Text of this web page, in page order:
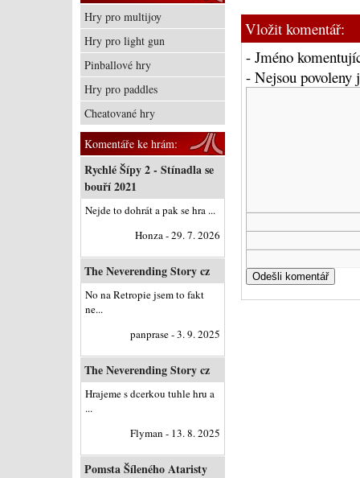
Vložit komentář:
- Jméno
- Nejsou
Hry pro multijoy
Hry pro light gun
Pinballové hry
Hry pro paddles
Cheatované hry
Komentáře ke hrám:
Rychlé Šípy 2 - Stínadla se
bouří 2021
Nejde to dohrát a pak se hra ...
Honza - 29. 7. 2026
The Neverending Story cz
No na Retropie jsem to fakt
ne...
panprase - 3. 9. 2025
The Neverending Story cz
Hrajeme s dcerkou tuhle hru a
...
Flyman - 13. 8. 2025
Pomsta Šíleného Ataristy